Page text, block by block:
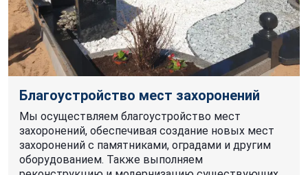
Благоустройство мест захоронений
Мы осуществляем благоустройство мест
захоронений, обеспечивая создание новых мест
захоронений с памятниками, оградами и другим
оборудованием. Также выполняем